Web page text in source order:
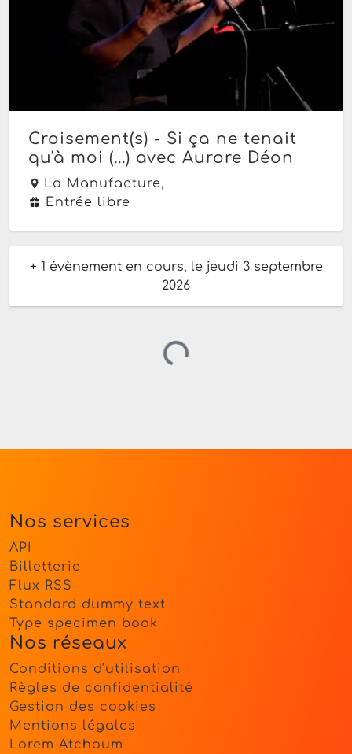
Croisement(s) - Si ça ne tenait
qu'à moi (...) avec Aurore Déon
La Manufacture,
Entrée libre
+ 1 évènement en cours, le jeudi 3 septembre
2026
Chargement…
Nos services
API
Billetterie
Flux RSS
Standard dummy text
Type specimen book
Nos réseaux
Conditions d'utilisation
Règles de confidentialité
Gestion des cookies
Mentions légales
Lorem Atchoum